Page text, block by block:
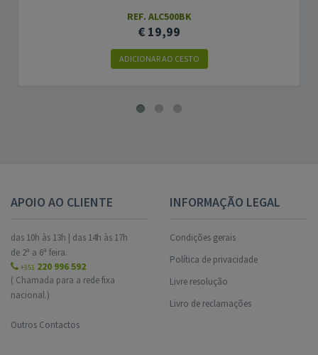
REF. ALC500BK
€ 19,99
ADICIONAR AO CESTO
APOIO AO CLIENTE
das 10h às 13h | das 14h às 17h
de 2ª a 6ª feira.
+351 220 996 592
( Chamada para a rede fixa
nacional.)
Outros Contactos
INFORMAÇÃO LEGAL
Condições gerais
Política de privacidade
Livre resolução
Livro de reclamações